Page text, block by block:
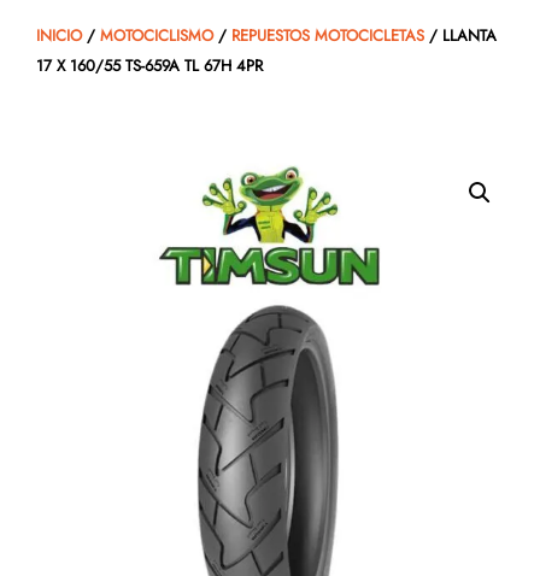
INICIO/ MOTOCICLISMO/ REPUESTOS MOTOCICLETAS / LLANTA
17 X 160/55 TS-659A TL 67H 4PR